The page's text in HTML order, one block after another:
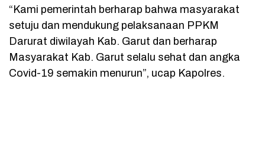
“Kami pemerintah berharap bahwa masyarakat
setuju dan mendukung pelaksanaan PPKM
Darurat diwilayah Kab. Garut dan berharap
Masyarakat Kab. Garut selalu sehat dan angka
Covid-19 semakin menurun”, ucap Kapolres.